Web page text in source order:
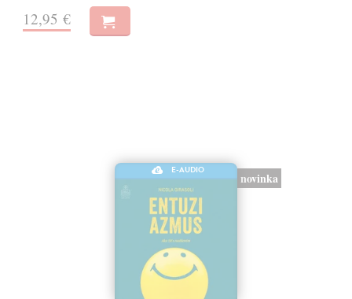
12,95 €
E-AUDIO
novinka